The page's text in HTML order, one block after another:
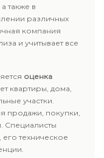
также в
различных
компания
и учитывает все
оценка
квартиры, дома,
участки.
продажи, покупки,
Специалисты
техническое